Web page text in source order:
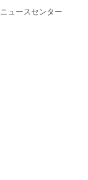
ニュースセンター